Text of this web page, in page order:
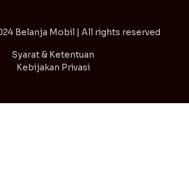
Belanja Mobil | All rights reserved
Syarat & Ketentuan
Kebijakan Privasi